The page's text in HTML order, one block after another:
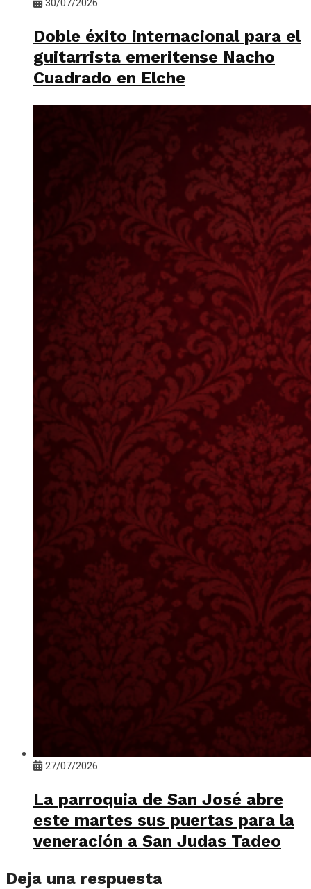
30/07/2026
Doble éxito internacional para el
guitarrista emeritense Nacho
Cuadrado en Elche
27/07/2026
La parroquia de San José abre
este martes sus puertas para la
veneración a San Judas Tadeo
Deja una respuesta